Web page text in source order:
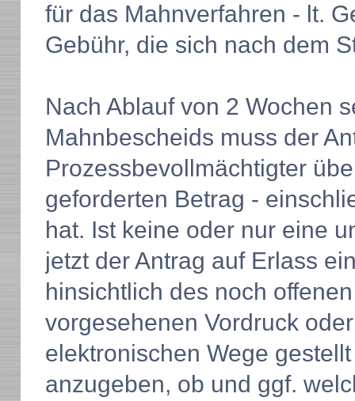
für das Mahnverfahren - lt.
Gebühr, die sich nach dem
Nach Ablauf von 2 Wochen
Mahnbescheids muss der
Prozessbevollmächtigter
geforderten Betrag -
hat. Ist keine oder nur eine
jetzt der Antrag auf Erlass
hinsichtlich des noch
vorgesehenen Vordruck
elektronischen Wege
anzugeben, ob und ggf.